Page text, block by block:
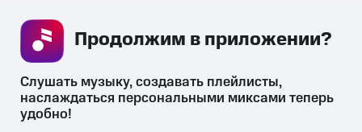
СКАЧАТЬ ПРИЛОЖЕНИЕ
Слушать музыку, создавать плейлисты,
наслаждаться персональными миксами теперь
удобно!